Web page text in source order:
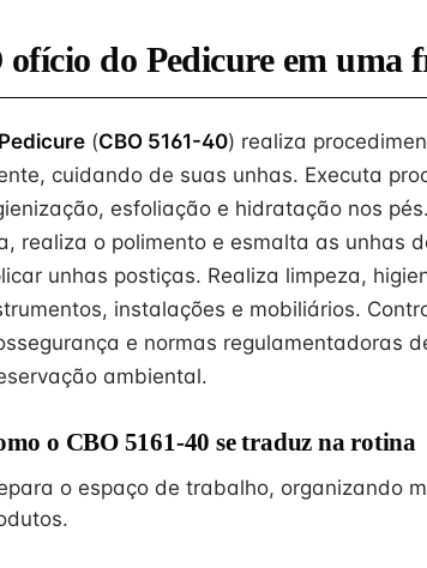
ofício do Pedicure em uma
Pedicure (CBO 5161-40) realiza
cuidando de suas unhas. Executa
esfoliação e hidratação nos
realiza o polimento e esmalta as unhas
unhas postiças. Realiza limpeza,
instalações e mobiliários.
e normas regulamentadoras
ambiental.
o CBO 5161-40 se traduz na rotina
o espaço de trabalho, organizando